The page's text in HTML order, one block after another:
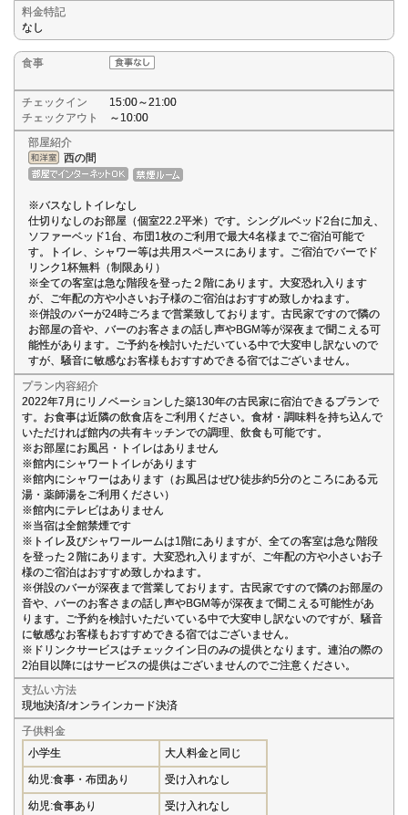
料金特記
なし
食事
チェックイン
15:00～21:00
チェックアウト
～10:00
部屋紹介
西の間
※バスなしトイレなし
仕切りなしのお部屋（個室22.2平米）です。シングルベッド2台に加え、
ソファーベッド1台、布団1枚のご利用で最大4名様までご宿泊可能で
す。トイレ、シャワー等は共用スペースにあります。ご宿泊でバーでド
リンク1杯無料（制限あり）
※全ての客室は急な階段を登った２階にあります。大変恐れ入ります
が、ご年配の方や小さいお子様のご宿泊はおすすめ致しかねます。
※併設のバーが24時ごろまで営業致しております。古民家ですので隣の
お部屋の音や、バーのお客さまの話し声やBGM等が深夜まで聞こえる可
能性があります。ご予約を検討いただいている中で大変申し訳ないので
すが、騒音に敏感なお客様もおすすめできる宿ではございません。
プラン内容紹介
2022年7月にリノベーションした築130年の古民家に宿泊できるプランで
す。お食事は近隣の飲食店をご利用ください。食材・調味料を持ち込んで
いただければ館内の共有キッチンでの調理、飲食も可能です。
※お部屋にお風呂・トイレはありません
※館内にシャワートイレがあります
※館内にシャワーはあります（お風呂はぜひ徒歩約5分のところにある元
湯・薬師湯をご利用ください）
※館内にテレビはありません
※当宿は全館禁煙です
※トイレ及びシャワールームは1階にありますが、全ての客室は急な階段
を登った２階にあります。大変恐れ入りますが、ご年配の方や小さいお子
様のご宿泊はおすすめ致しかねます。
※併設のバーが深夜まで営業しております。古民家ですので隣のお部屋の
音や、バーのお客さまの話し声やBGM等が深夜まで聞こえる可能性があ
ります。ご予約を検討いただいている中で大変申し訳ないのですが、騒音
に敏感なお客様もおすすめできる宿ではございません。
※ドリンクサービスはチェックイン日のみの提供となります。連泊の際の
2泊目以降にはサービスの提供はございませんのでご注意ください。
支払い方法
現地決済/オンラインカード決済
子供料金
小学生
大人料金と同じ
幼児:食事・布団あり 受け入れなし
幼児:食事あり 受け入れなし